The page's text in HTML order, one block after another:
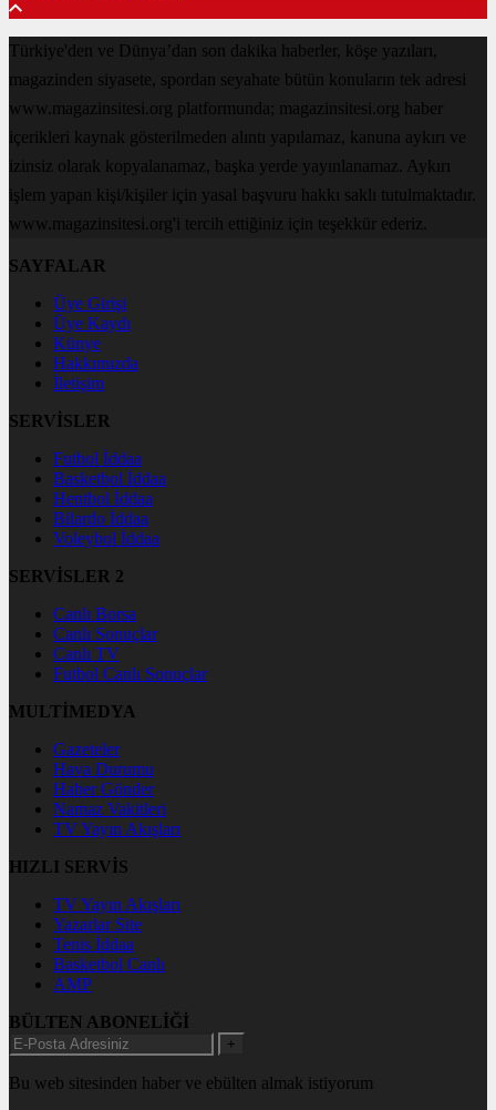
Türkiye'den ve Dünya’dan son dakika haberler, köşe yazıları,
magazinden siyasete, spordan seyahate bütün konuların tek adresi
www.magazinsitesi.org platformunda; magazinsitesi.org haber
içerikleri kaynak gösterilmeden alıntı yapılamaz, kanuna aykırı ve
izinsiz olarak kopyalanamaz, başka yerde yayınlanamaz. Aykırı
işlem yapan kişi/kişiler için yasal başvuru hakkı saklı tutulmaktadır.
www.magazinsitesi.org'i tercih ettiğiniz için teşekkür ederiz.
SAYFALAR
Üye Girişi
Üye Kaydı
Künye
Hakkımızda
İletişim
SERVİSLER
Futbol İddaa
Basketbol İddaa
Hentbol İddaa
Bilardo İddaa
Voleybol İddaa
SERVİSLER 2
Canlı Borsa
Canlı Sonuçlar
Canlı TV
Futbol Canlı Sonuçlar
MULTİMEDYA
Gazeteler
Hava Durumu
Haber Gönder
Namaz Vakitleri
TV Yayın Akışları
HIZLI SERVİS
TV Yayın Akışları
Yazarlar Site
Tenis İddaa
Basketbol Canlı
AMP
BÜLTEN ABONELİĞİ
+
Bu web sitesinden haber ve ebülten almak istiyorum